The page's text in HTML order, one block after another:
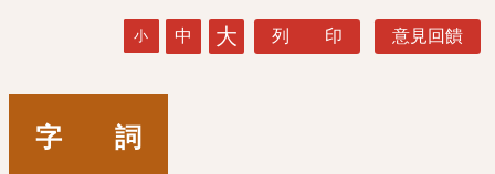
小 中 大 列 印 意見回饋
字 詞